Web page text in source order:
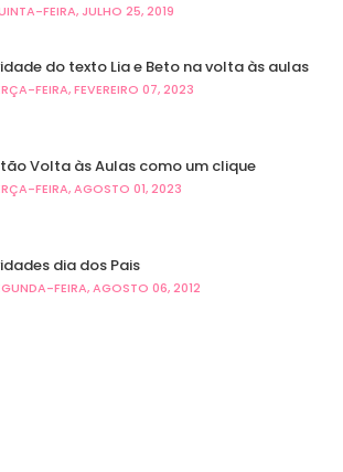
FEIRA, JULHO 25, 2019
do texto Lia e Beto na volta às aulas
FEIRA, FEVEREIRO 07, 2023
Volta às Aulas como um clique
FEIRA, AGOSTO 01, 2023
dia dos Pais
FEIRA, AGOSTO 06, 2012